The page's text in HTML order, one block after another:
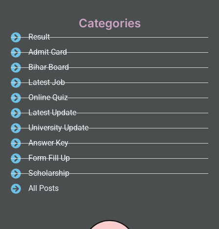
Categories
Result
Admit Card
Bihar Board
Latest Job
Online Quiz
Latest Update
University Update
Answer Key
Form Fill Up
Scholarship
All Posts